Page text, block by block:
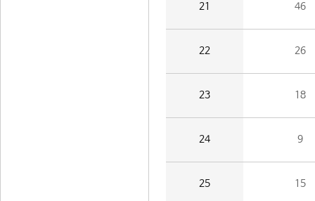
21 46
22 26
23 18
24 9
25 15